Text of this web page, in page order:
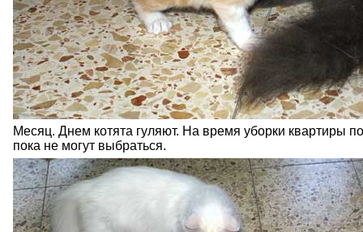
Месяц. Днем котята гуляют. На время уборки квартиры
пока не могут выбраться.